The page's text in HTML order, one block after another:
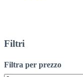
Filtri
Filtra per prezzo